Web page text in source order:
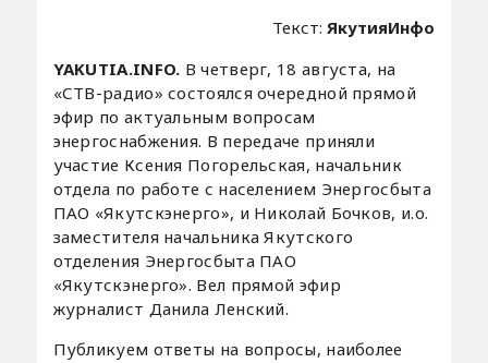
Текст: ЯкутияИнфо
YAKUTIA.INFO. В четверг, 18 августа, на
«СТВ-радио» состоялся очередной прямой
эфир по актуальным вопросам
энергоснабжения. В передаче приняли
участие Ксения Погорельская, начальник
отдела по работе с населением Энергосбыта
ПАО «Якутскэнерго», и Николай Бочков, и.о.
заместителя начальника Якутского
отделения Энергосбыта ПАО
«Якутскэнерго». Вел прямой эфир
журналист Данила Ленский.
Публикуем ответы на вопросы, наиболее